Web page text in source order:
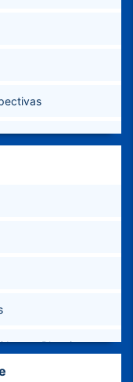
e Planejamento